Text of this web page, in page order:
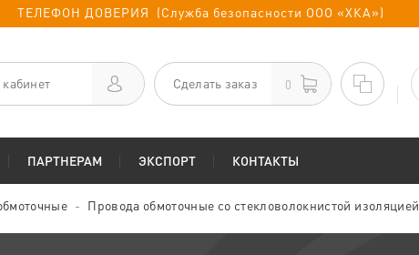
ТЕЛЕФОН ДОВЕРИЯ (Служба безопасности ООО «ХКА»)
Сделать заказ 0
ПАРТНЕРАМ ЭКСПОРТ КОНТАКТЫ
Провода обмоточные со стекловолокнистой изоляцией